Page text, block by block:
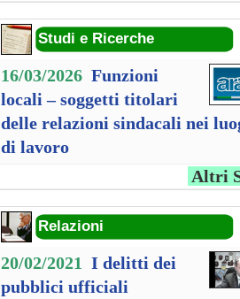
Studi e Ricerche
16/03/2026 Funzioni
locali – soggetti titolari
delle relazioni sindacali nei
di lavoro
Altri
Relazioni
20/02/2021 I delitti dei
pubblici ufficiali